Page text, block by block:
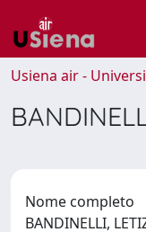
Usiena air -
Nome completo
BANDINELLI,